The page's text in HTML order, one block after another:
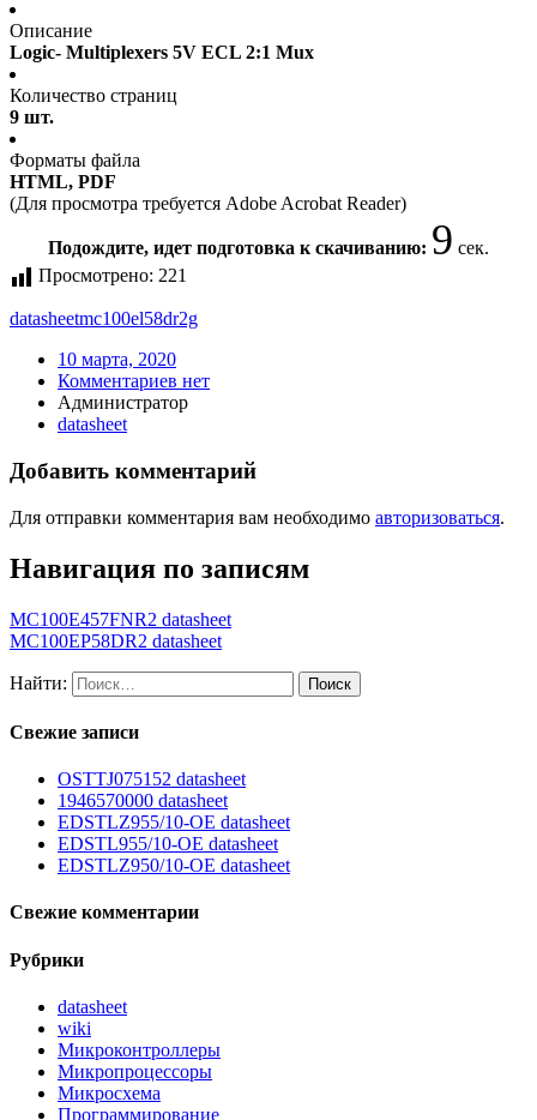
Описание
Logic- Multiplexers 5V ECL 2:1 Mux
Количество страниц
9 шт.
Форматы файла
HTML, PDF
(Для просмотра требуется Adobe Acrobat Reader)
Подождите, идет подготовка к скачиванию: 8 сек.
Просмотрено: 221
datasheetmc100el58dr2g
10 марта, 2020
Комментариев нет
Администратор
datasheet
Добавить комментарий
Для отправки комментария вам необходимо авторизоваться.
Навигация по записям
MC100E457FNR2 datasheet
MC100EP58DR2 datasheet
Найти:
Свежие записи
OSTTJ075152 datasheet
1946570000 datasheet
EDSTLZ955/10-OE datasheet
EDSTL955/10-OE datasheet
EDSTLZ950/10-OE datasheet
Свежие комментарии
Рубрики
datasheet
wiki
Микроконтроллеры
Микропроцессоры
Микросхема
Программирование